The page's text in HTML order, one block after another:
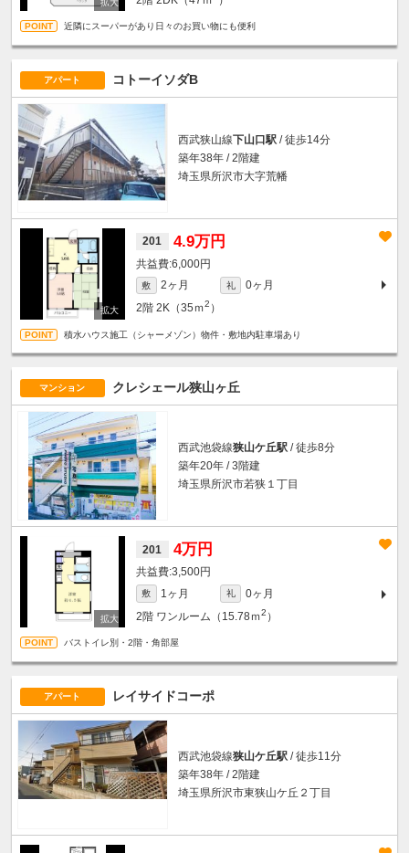
近隣にスーパーがあり日々のお買い物にも便利
アパート コトーイソダB
西武狭山線下山口駅 / 徒歩14分
築年38年 / 2階建
埼玉県所沢市大字荒幡
201 4.9万円
6,000円
敷 2ヶ月 礼
0ヶ月
2階 2K（35ｍ2 ）
積水ハウス施工（シャーメゾン）物件・敷地内駐車場あり
マンション クレシェール狭山ヶ丘
西武池袋線狭山ケ丘駅 / 徒歩8分
築年20年 / 3階建
埼玉県所沢市若狭１丁目
201 4万円
3,500円
敷 1ヶ月 礼
0ヶ月
2階 ワンルーム（15.78ｍ2 ）
バストイレ別・2階・角部屋
アパート レイサイドコーポ
西武池袋線狭山ケ丘駅 / 徒歩11分
築年38年 / 2階建
埼玉県所沢市東狭山ケ丘２丁目